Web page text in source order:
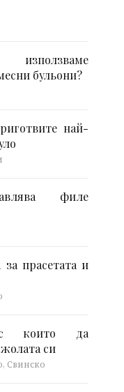
бульони?
най-
филе
прасетата и
които да
си
Свинско